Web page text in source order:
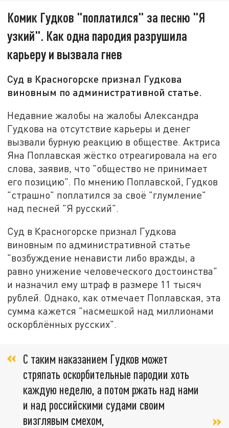
Комик Гудков "поплатился" за песню "Я
узкий". Как одна пародия разрушила
карьеру и вызвала гнев
Суд в Красногорске признал Гудкова
виновным по административной статье.
Недавние жалобы на жалобы Александра
Гудкова на отсутствие карьеры и денег
вызвали бурную реакцию в обществе. Актриса
Яна Поплавская жёстко отреагировала на его
слова, заявив, что "общество не принимает
его позицию". По мнению Поплавской, Гудков
"страшно" поплатился за своё "глумление"
над песней "Я русский".
Суд в Красногорске признал Гудкова
виновным по административной статье
"возбуждение ненависти либо вражды, а
равно унижение человеческого достоинства"
и назначил ему штраф в размере 11 тысяч
рублей. Однако, как отмечает Поплавская, эта
сумма кажется "насмешкой над миллионами
оскорблённых русских".
С таким наказанием Гудков может
стряпать оскорбительные пародии хоть
каждую неделю, а потом ржать над нами
и над российскими судами своим
визглявым смехом,